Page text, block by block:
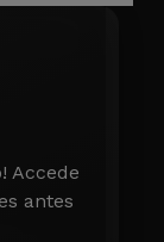
Accede
antes